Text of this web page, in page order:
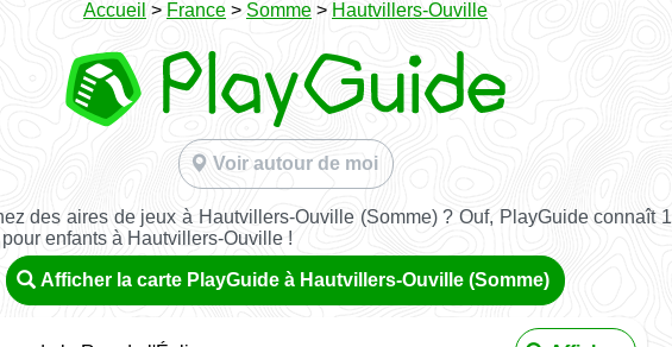
Accueil > France > Somme > Hautvillers-Ouville
Voir autour de moi
des aires de jeux à Hautvillers-Ouville (Somme) ? Ouf, PlayGuide connaît 1
enfants à Hautvillers-Ouville !
Afficher la carte PlayGuide à Hautvillers-Ouville (Somme)